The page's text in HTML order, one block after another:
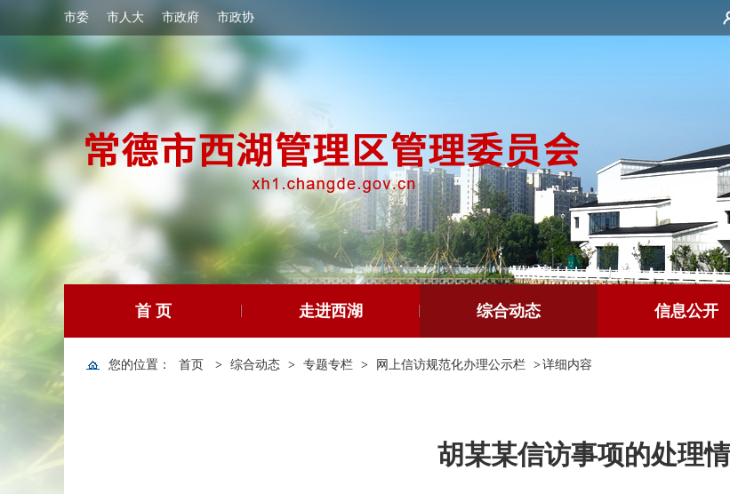
市委 市人大 市政府 市政协
首 页 走进西湖 综合动态 信息公开
您的位置： 首页 > 综合动态 > 专题专栏 > 网上信访规范化办理公示栏 >详细内容
胡某某信访事项的处理